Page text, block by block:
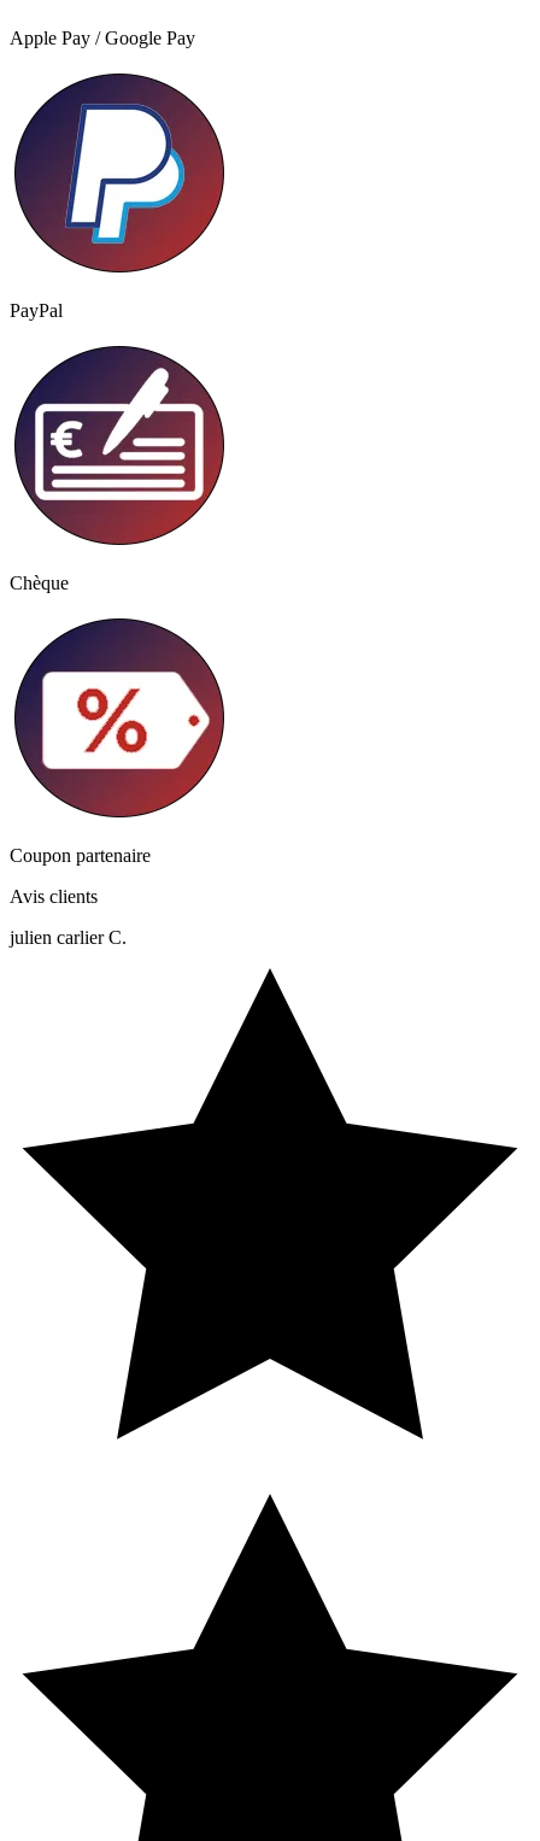
Apple Pay / Google Pay
PayPal
Chèque
Coupon partenaire
Avis clients
julien carlier C.